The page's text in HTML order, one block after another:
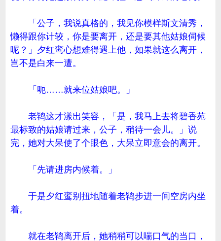
「公子，我说真格的，我见你模样斯文清秀，
懒得跟你计较，你是要离开，还是要其他姑娘伺候
呢？」夕红鸾心想难得遇上他，如果就这么离开，
岂不是白来一遭。
「呃……就来位姑娘吧。」
老鸨这才漾出笑容，「是，我马上去将碧香苑
最标致的姑娘请过来，公子，稍待一会儿。」说
完，她对大呆使了个眼色，大呆立即意会的离开。
「先请进房内候着。」
于是夕红鸾别扭地随着老鸨步进一间空房内坐
着。
就在老鸨离开后，她稍稍可以喘口气的当口，